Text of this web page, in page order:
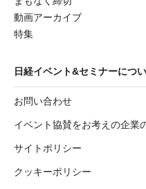
動画アーカイブ
特集
日経イベント&セミナーにつ
お問い合わせ
イベント協賛をお考えの企業
サイトポリシー
クッキーポリシー